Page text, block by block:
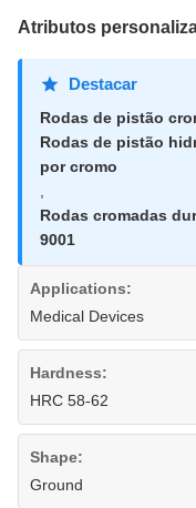
Atributos
Destacar
Rodas de pistão
Rodas de pistão
por cromo
Rodas cromadas
9001
Applications:
Medical Devices
Hardness:
HRC 58-62
Shape:
Ground